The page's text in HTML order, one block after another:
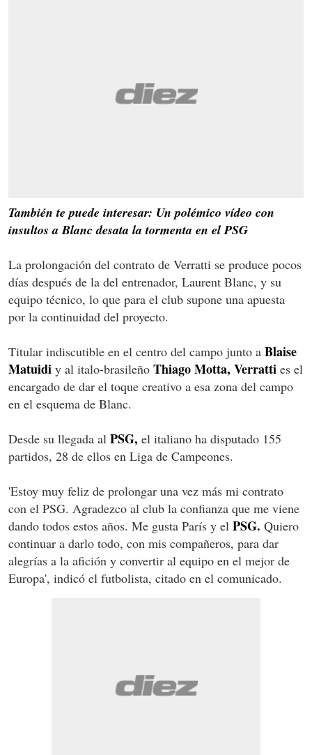
También te puede interesar: Un polémico vídeo con
insultos a Blanc desata la tormenta en el PSG
La prolongación del contrato de Verratti se produce pocos
días después de la del entrenador, Laurent Blanc, y su
equipo técnico, lo que para el club supone una apuesta
por la continuidad del proyecto.
Titular indiscutible en el centro del campo junto a Blaise
Matuidi y al italo-brasileño Thiago Motta, Verratti es el
encargado de dar el toque creativo a esa zona del campo
en el esquema de Blanc.
Desde su llegada al PSG, el italiano ha disputado 155
partidos, 28 de ellos en Liga de Campeones.
'Estoy muy feliz de prolongar una vez más mi contrato
con el PSG. Agradezco al club la confianza que me viene
dando todos estos años. Me gusta París y el PSG. Quiero
continuar a darlo todo, con mis compañeros, para dar
alegrías a la afición y convertir al equipo en el mejor de
Europa', indicó el futbolista, citado en el comunicado.